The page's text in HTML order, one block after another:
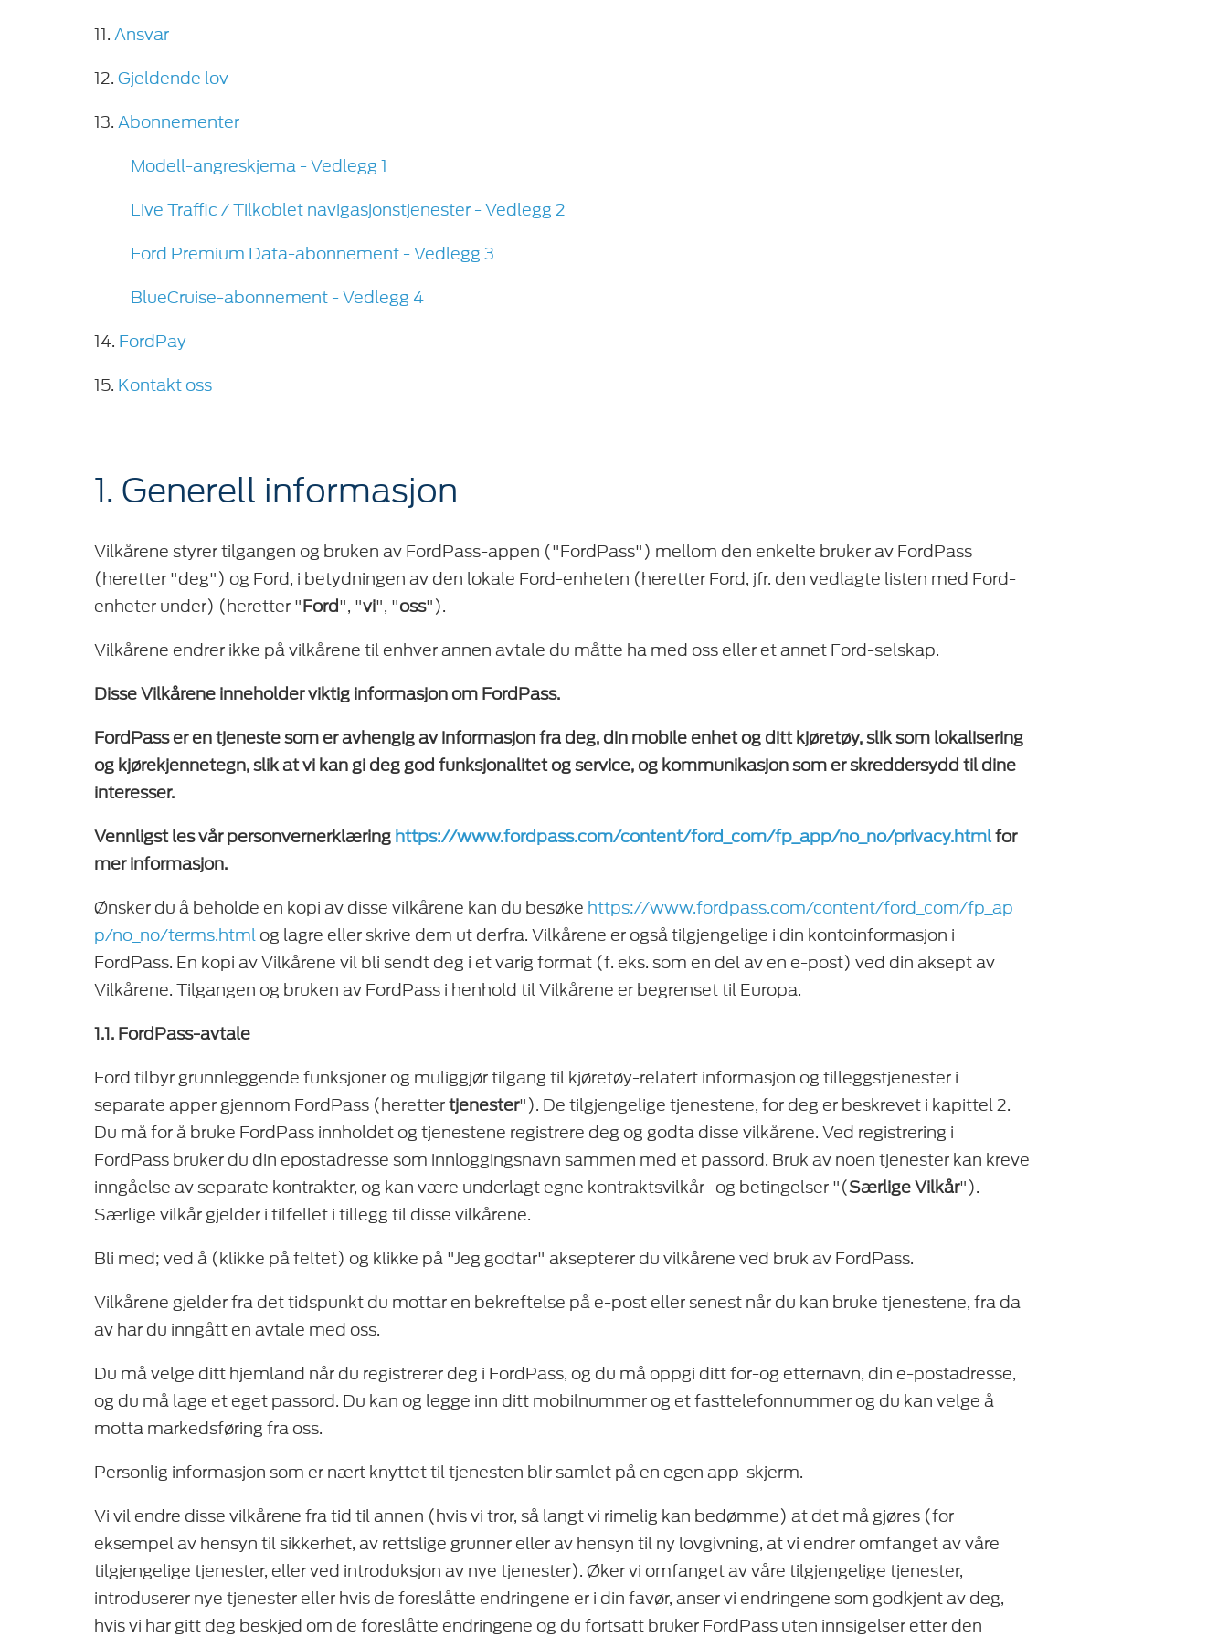
11.Ansvar
12.Gjeldende lov
13.Abonnementer
Modell-angreskjema - Vedlegg 1
Live Traffic / Tilkoblet navigasjonstjenester - Vedlegg 2
Ford Premium Data-abonnement - Vedlegg 3
BlueCruise-abonnement - Vedlegg 4
14. FordPay
15. Kontakt oss
1. Generell informasjon
Vilkårene styrer tilgangen og bruken av FordPass-appen ("FordPass") mellom den enkelte bruker av FordPass
(heretter "deg") og Ford, i betydningen av den lokale Ford-enheten (heretter Ford, jfr. den vedlagte listen med Ford-
enheter under) (heretter "Ford", "vi", "oss").
Vilkårene endrer ikke på vilkårene til enhver annen avtale du måtte ha med oss eller et annet Ford-selskap.
Disse Vilkårene inneholder viktig informasjon om FordPass.
FordPass er en tjeneste som er avhengig av informasjon fra deg, din mobile enhet og ditt kjøretøy, slik som lokalisering
og kjørekjennetegn, slik at vi kan gi deg god funksjonalitet og service, og kommunikasjon som er skreddersydd til dine
interesser.
Vennligst les vår personvernerklæringhttps://www.fordpass.com/content/ford_com/fp_app/no_no/privacy.htmlfor
mer informasjon.
Ønsker du å beholde en kopi av disse vilkårene kan du besøke https://www.fordpass.com/content/ford_com/fp_ap
p/no_no/terms.htmlog lagre eller skrive dem ut derfra. Vilkårene er også tilgjengelige i din kontoinformasjon i
FordPass. En kopi av Vilkårene vil bli sendt deg i et varig format (f. eks. som en del av en e-post) ved din aksept av
Vilkårene. Tilgangen og bruken av FordPass i henhold til Vilkårene er begrenset til Europa.
1.1. FordPass-avtale
Ford tilbyr grunnleggende funksjoner og muliggjør tilgang til kjøretøy-relatert informasjon og tilleggstjenester i
separate apper gjennom FordPass (herettertjenester"). De tilgjengelige tjenestene, for deg er beskrevet i kapittel 2.
Du må for å bruke FordPass innholdet og tjenestene registrere deg og godta disse vilkårene. Ved registrering i
FordPass bruker du din epostadresse som innloggingsnavn sammen med et passord. Bruk av noen tjenester kan kreve
inngåelse av separate kontrakter, og kan være underlagt egne kontraktsvilkår- og betingelser "(Særlige Vilkår").
Særlige vilkår gjelder i tilfellet i tillegg til disse vilkårene.
Bli med; ved å (klikke på feltet) og klikke på "Jeg godtar" aksepterer du vilkårene ved bruk av FordPass.
Vilkårene gjelder fra det tidspunkt du mottar en bekreftelse på e-post eller senest når du kan bruke tjenestene, fra da
av har du inngått en avtale med oss.
Du må velge ditt hjemland når du registrerer deg i FordPass, og du må oppgi ditt for-og etternavn, din e-postadresse,
og du må lage et eget passord. Du kan og legge inn ditt mobilnummer og et fasttelefonnummer og du kan velge å
motta markedsføring fra oss.
Personlig informasjon som er nært knyttet til tjenesten blir samlet på en egen app-skjerm.
Vi vil endre disse vilkårene fra tid til annen (hvis vi tror, så langt vi rimelig kan bedømme) at det må gjøres (for
eksempel av hensyn til sikkerhet, av rettslige grunner eller av hensyn til ny lovgivning, at vi endrer omfanget av våre
tilgjengelige tjenester, eller ved introduksjon av nye tjenester). Øker vi omfanget av våre tilgjengelige tjenester,
introduserer nye tjenester eller hvis de foreslåtte endringene er i din favør, anser vi endringene som godkjent av deg,
hvis vi har gitt deg beskjed om de foreslåtte endringene og du fortsatt bruker FordPass uten innsigelser etter den